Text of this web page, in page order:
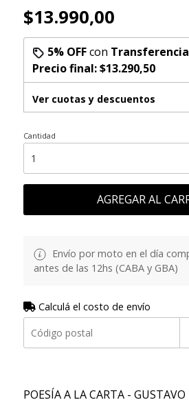
$13.990,00
5% OFFcon Transferencia
Precio final:$13.290,50
Ver cuotas y descuentos
Cantidad
AGREGAR AL
Envío por moto en el día
antes de las 12hs (CABA y GBA)
Calculá el costo de envío
POESÍA A LA CARTA -